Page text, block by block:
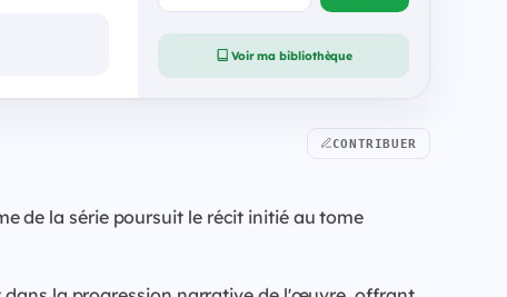
Voir ma bibliothèque
CONTRIBUER
de la série poursuit le récit initié au tome